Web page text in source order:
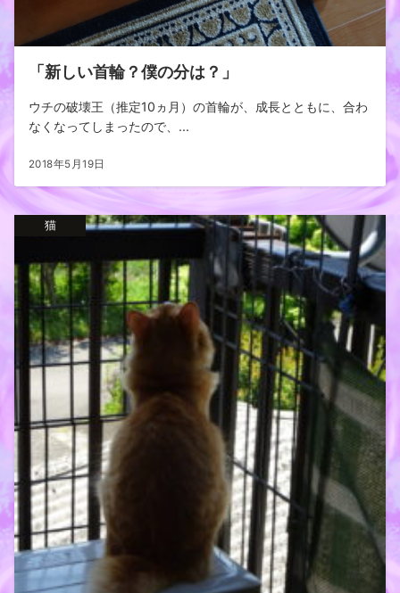
「新しい首輪？僕の分は？」
ウチの破壊王（推定10ヵ月）の首輪が、成長とともに、合わ
なくなってしまったので、...
2018年5月19日
猫